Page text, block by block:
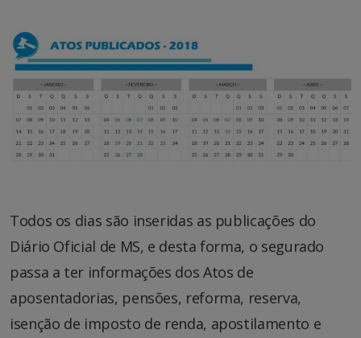
Todos os dias são inseridas as publicações do
Diário Oficial de MS, e desta forma, o segurado
passa a ter informações dos Atos de
aposentadorias, pensões, reforma, reserva,
isenção de imposto de renda, apostilamento e